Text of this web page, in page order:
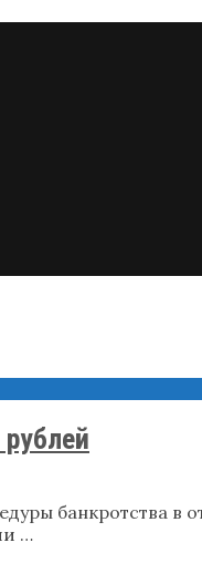
банкротства
…